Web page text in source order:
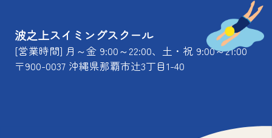
波之上スイミングスクール
[営業時間] 月～金 9:00～22:00、土・祝 9:00～21:00
〒900-0037 沖縄県那覇市辻3丁目1-40